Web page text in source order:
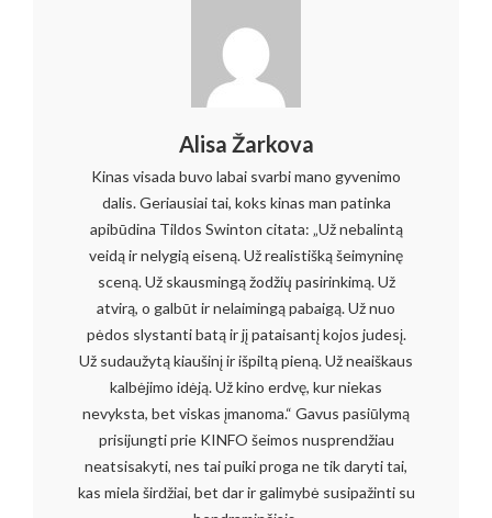
Alisa Žarkova
Kinas visada buvo labai svarbi mano gyvenimo
dalis. Geriausiai tai, koks kinas man patinka
apibūdina Tildos Swinton citata: „Už nebalintą
veidą ir nelygią eiseną. Už realistišką šeimyninę
sceną. Už skausmingą žodžių pasirinkimą. Už
atvirą, o galbūt ir nelaimingą pabaigą. Už nuo
pėdos slystanti batą ir jį pataisantį kojos judesį.
Už sudaužytą kiaušinį ir išpiltą pieną. Už neaiškaus
kalbėjimo idėją. Už kino erdvę, kur niekas
nevyksta, bet viskas įmanoma.“ Gavus pasiūlymą
prisijungti prie KINFO šeimos nusprendžiau
neatsisakyti, nes tai puiki proga ne tik daryti tai,
kas miela širdžiai, bet dar ir galimybė susipažinti su